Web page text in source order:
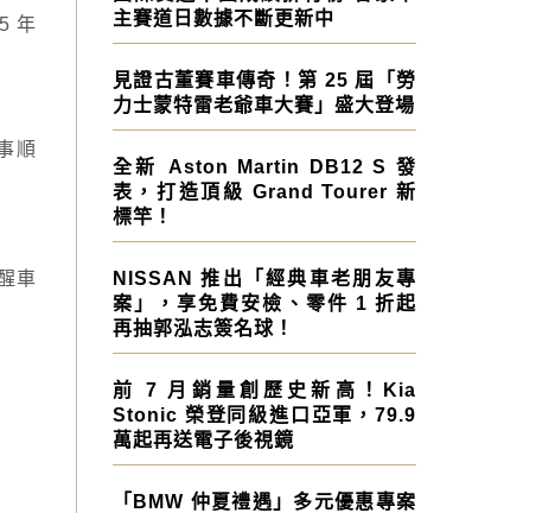
年
順
車
主賽道日數據不斷更新中
見證古董賽車傳奇！第 25 屆「勞
力士蒙特雷老爺車大賽」盛大登場
全新 Aston Martin DB12 S 發
表，打造頂級 Grand Tourer 新
標竿！
NISSAN 推出「經典車老朋友專
案」，享免費安檢、零件 1 折起
再抽郭泓志簽名球！
前 7 月銷量創歷史新高！Kia
Stonic 榮登同級進口亞軍，79.9
萬起再送電子後視鏡
「BMW 仲夏禮遇」多元優惠專案